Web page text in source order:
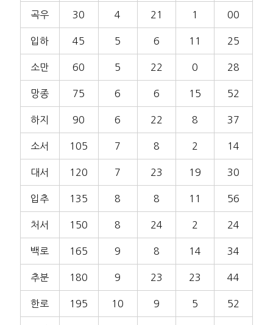
곡우 30 4 21 1 00
입하 45 5 6 11 25
소만 60 5 22 0 28
망종 75 6 6 15 52
하지 90 6 22 8 37
소서 105 7 8 2 14
대서 120 7 23 19 30
입추 135 8 8 11 56
처서 150 8 24 2 24
백로 165 9 8 14 34
추분 180 9 23 23 44
한로 195 10 9 5 52